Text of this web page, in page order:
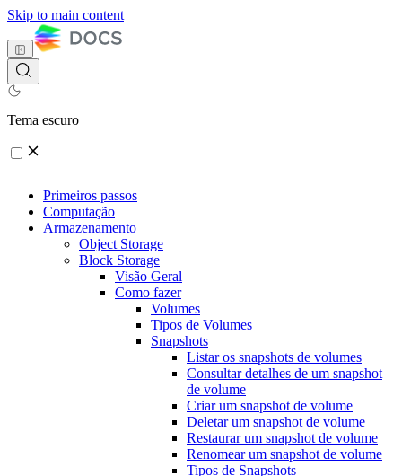
Skip to main content
Tema escuro
Primeiros passos
Computação
Armazenamento
Object Storage
Block Storage
Visão Geral
Como fazer
Volumes
Tipos de Volumes
Snapshots
Listar os snapshots de volumes
Consultar detalhes de um snapshot
de volume
Criar um snapshot de volume
Deletar um snapshot de volume
Restaurar um snapshot de volume
Renomear um snapshot de volume
Tipos de Snapshots